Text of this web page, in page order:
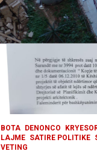
BOTA DENONCO
LAJME SATIRE POLITIKE
VETING